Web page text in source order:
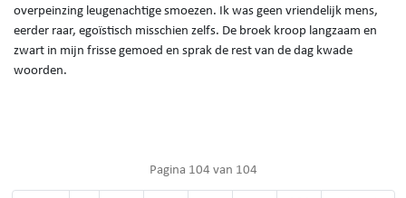
overpeinzing leugenachtige smoezen. Ik was geen vriendelijk mens,
eerder raar, egoïstisch misschien zelfs. De broek kroop langzaam en
zwart in mijn frisse gemoed en sprak de rest van de dag kwade
woorden.
Pagina 104 van 104